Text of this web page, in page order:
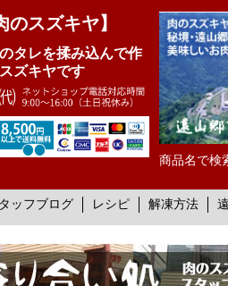
のスズキヤ】
タレを揉み込んで作
ズキヤです
商品名で検
ッフブログ レシピ 解凍方法